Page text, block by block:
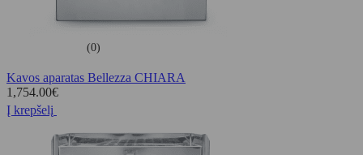
(0)
Kavos aparatas Bellezza CHIARA
1,754.00€
Į krepšelį